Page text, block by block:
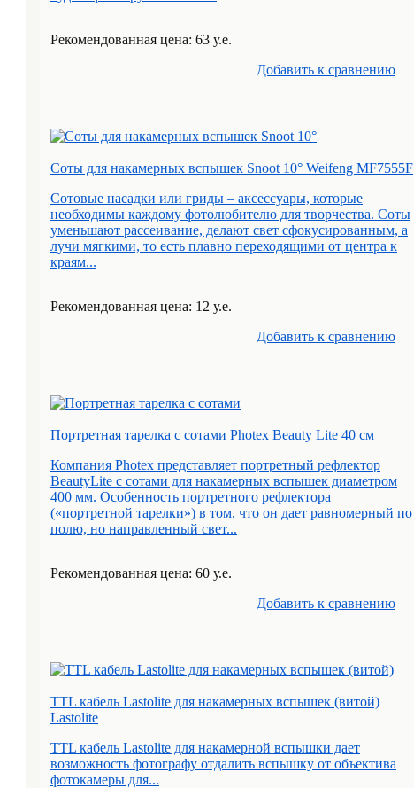
Рекомендованная цена: 63 у.е.
Добавить к cравнению
Соты для накамерных вспышек Snoot 10° Weifeng MF7555F
Сотовые насадки или гриды – аксессуары, которые
необходимы каждому фотолюбителю для творчества. Соты
уменьшают рассеивание, делают свет сфокусированным, а
лучи мягкими, то есть плавно переходящими от центра к
краям...
Рекомендованная цена: 12 у.е.
Добавить к cравнению
Портретная тарелка с сотами Photex Beauty Lite 40 см
Компания Photex представляет портретный рефлектор
BeautyLite с сотами для накамерных вспышек диаметром
400 мм. Особенность портретного рефлектора
(«портретной тарелки») в том, что он дает равномерный по
полю, но направленный свет...
Рекомендованная цена: 60 у.е.
Добавить к cравнению
TTL кабель Lastolite для накамерных вспышек (витой)
Lastolite
TTL кабель Lastolite для накамерной вспышки дает
возможность фотографу отдалить вспышку от объектива
фотокамеры для...